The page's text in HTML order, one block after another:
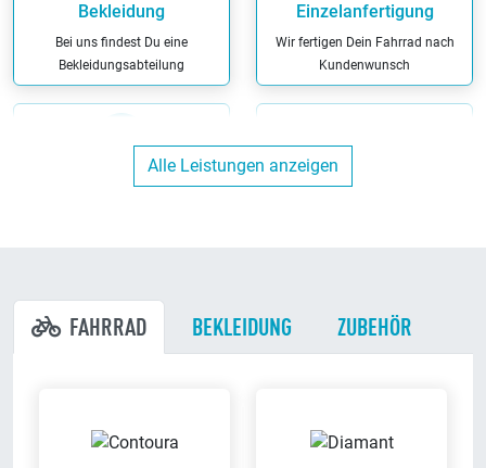
Bekleidung
Bei uns findest Du eine
Bekleidungsabteilung
Einzelanfertigung
Wir fertigen Dein Fahrrad nach
Kundenwunsch
Kostenlose
Bei uns kannst Du bargeldlos
Ausbildungsbetrieb
Alle Leistungen anzeigen
FAHRRAD BEKLEIDUNG ZUBEHÖR